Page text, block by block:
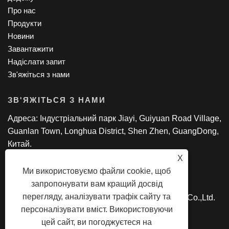
X
Ми використовуємо файли cookie, щоб
запропонувати вам кращий досвід
перегляду, аналізувати трафік сайту та
персоналізувати вміст. Використовуючи
цей сайт, ви погоджуєтеся на
Про нас
Продукти
Новини
Завантажити
Надіслати запит
Зв'яжіться з нами
ЗВ'ЯЖІТЬСЯ З НАМИ
Адреса: Індустріальний парк Jiayi, Guiyuan Road Village,
Guanlan Town, Longhua District, Shen Zhen, GuangDong,
Китай.
Електронна пошта:manager@lexsmartcard.com
Авторське право © 2022 Shenzhen Lex Smart Co.,Ltd.
Всі права захищено.